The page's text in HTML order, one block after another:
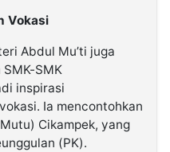
Vokasi
Abdul Mu’ti juga
SMK
inspirasi
Ia mencontohkan
Cikampek, yang
(PK).